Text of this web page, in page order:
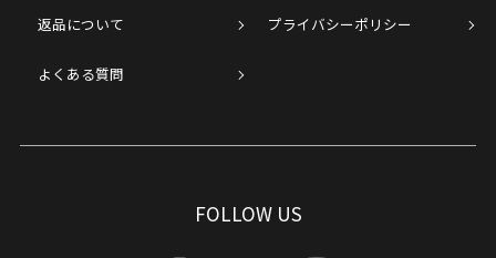
返品について プライバシーポリシー
よくある質問
FOLLOW US